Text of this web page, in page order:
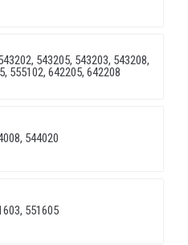
543205, 543203, 543208,
555102, 642205, 642208
544020
551605